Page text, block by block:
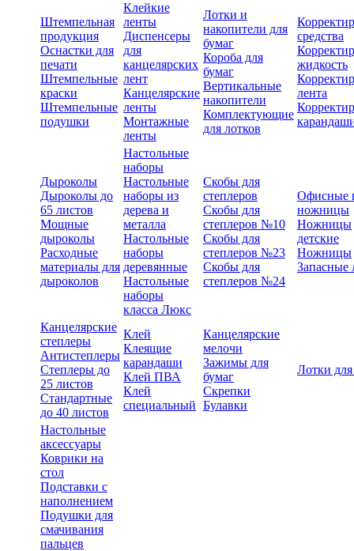
Штемпельная
продукция
Оснастки для
печати
Штемпельные
краски
Штемпельные
подушки
Клейкие
ленты
Диспенсеры
для
канцелярских
лент
Канцелярские
ленты
Монтажные
ленты
Лотки и
накопители для
бумаг
Короба для
бумаг
Вертикальные
накопители
Комплектующие
для лотков
средства
жидкость
лента
Дыроколы
Дыроколы до
65 листов
Мощные
дыроколы
Расходные
материалы для
дыроколов
Настольные
наборы
Настольные
наборы из
дерева и
металла
Настольные
наборы
деревянные
Настольные
наборы
класса Люкс
Скобы для
степлеров
Скобы для
степлеров №10
Скобы для
степлеров №23
Скобы для
степлеров №24
Офисные
ножницы
Ножницы
детские
Ножницы
Запасные
Канцелярские
степлеры
Антистеплеры
Степлеры до
25 листов
Стандартные
до 40 листов
Клей
Клеящие
карандаши
Клей ПВА
Клей
специальный
Канцелярские
мелочи
Зажимы для
бумаг
Скрепки
Булавки
Лотки
Настольные
аксессуары
Коврики на
стол
Подставки с
наполнением
Подушки для
смачивания
пальцев